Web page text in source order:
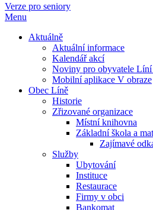
Verze pro seniory
Menu
Aktuálně
Aktuální informace
Kalendář akcí
Noviny pro obyvatele Líní
Mobilní aplikace V obraze
Obec Líně
Historie
Zřizované organizace
Místní knihovna
Základní škola a
Zajímavé
Služby
Ubytování
Instituce
Restaurace
Firmy v obci
Bankomat